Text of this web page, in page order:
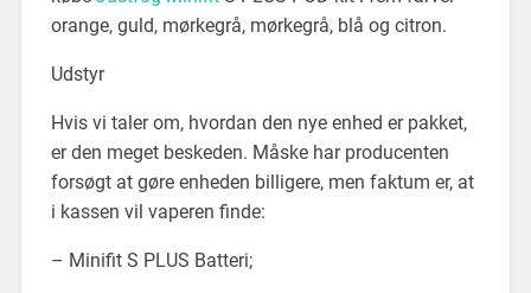
orange, guld, mørkegrå, mørkegrå, blå og citron.
Udstyr
Hvis vi taler om, hvordan den nye enhed er pakket,
er den meget beskeden. Måske har producenten
forsøgt at gøre enheden billigere, men faktum er, at
i kassen vil vaperen finde:
– Minifit S PLUS Batteri;